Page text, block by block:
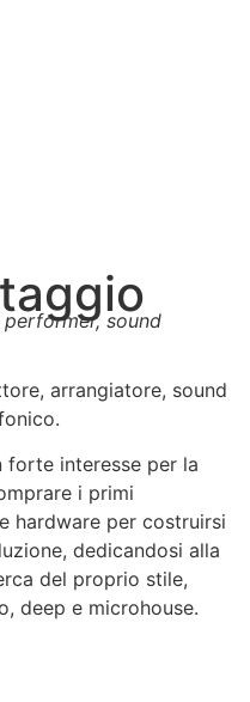
sound
arrangiatore, sound
forte interesse per la
i primi
hardware per costruirsi
dedicandosi alla
del proprio stile,
deep e microhouse.